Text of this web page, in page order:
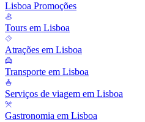
Lisboa Promoções
Tours em Lisboa
Atrações em Lisboa
Transporte em Lisboa
Serviços de viagem em Lisboa
Gastronomia em Lisboa